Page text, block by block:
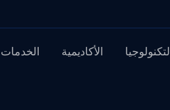
التكنولوجيا الأكاديمية الخدمات